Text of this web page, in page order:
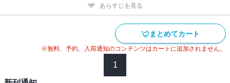
あらすじを見る
まとめてカート
※無料、予約、入荷通知のコンテンツはカートに追加されません。
1